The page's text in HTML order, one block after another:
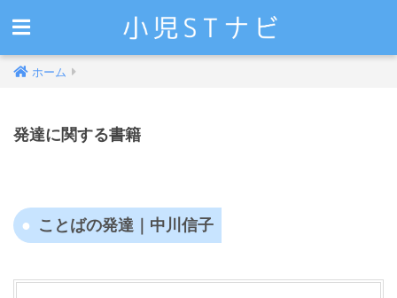
ホーム
発達に関する書籍
ことばの発達｜中川信子